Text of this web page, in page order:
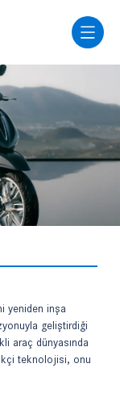
yeniden inşa
geliştirdiği
araç dünyasında
teknolojisi, onu